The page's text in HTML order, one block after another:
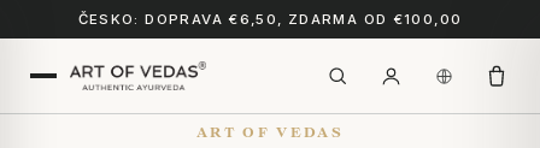
ČESKO: DOPRAVA €6,50, ZDARMA OD €100,00
ART OF VEDAS